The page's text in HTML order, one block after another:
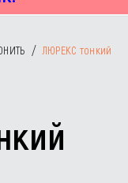
/ ЛЮРЕКС тонкий